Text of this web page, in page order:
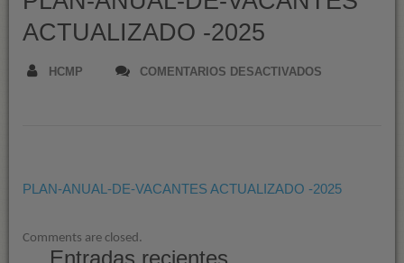
ACTUALIZADO -2025
HCMP COMENTARIOS DESACTIVADOS
ACTUALIZADO
PLAN-ANUAL-DE-VACANTES ACTUALIZADO -2025
Comments are closed.